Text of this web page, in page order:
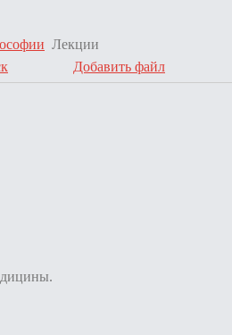
Лекции
Добавить файл